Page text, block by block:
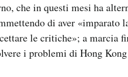
che in questi mesi ha
di aver «imparato
le critiche»; a marcia
i problemi di Hong